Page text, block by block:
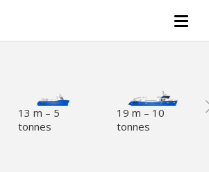
13 m – 5
tonnes
19 m – 10
tonnes